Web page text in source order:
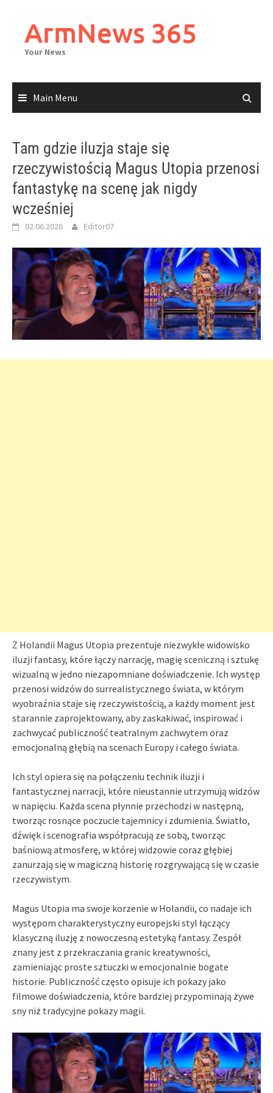
contentArmNews 365
Your News
Main Menu
Tam gdzie iluzja staje się
rzeczywistością Magus Utopia przenosi
fantastykę na scenę jak nigdy
wcześniej
02.06.2026 Editor07
Z Holandii Magus Utopia prezentuje niezwykłe widowisko
iluzji fantasy, które łączy narrację, magię sceniczną i sztukę
wizualną w jedno niezapomniane doświadczenie. Ich występ
przenosi widzów do surrealistycznego świata, w którym
wyobraźnia staje się rzeczywistością, a każdy moment jest
starannie zaprojektowany, aby zaskakiwać, inspirować i
zachwycać publiczność teatralnym zachwytem oraz
emocjonalną głębią na scenach Europy i całego świata.
Ich styl opiera się na połączeniu technik iluzji i
fantastycznej narracji, które nieustannie utrzymują widzów
w napięciu. Każda scena płynnie przechodzi w następną,
tworząc rosnące poczucie tajemnicy i zdumienia. Światło,
dźwięk i scenografia współpracują ze sobą, tworząc
baśniową atmosferę, w której widzowie coraz głębiej
zanurzają się w magiczną historię rozgrywającą się w czasie
rzeczywistym.
Magus Utopia ma swoje korzenie w Holandii, co nadaje ich
występom charakterystyczny europejski styl łączący
klasyczną iluzję z nowoczesną estetyką fantasy. Zespół
znany jest z przekraczania granic kreatywności,
zamieniając proste sztuczki w emocjonalnie bogate
historie. Publiczność często opisuje ich pokazy jako
filmowe doświadczenia, które bardziej przypominają żywe
sny niż tradycyjne pokazy magii.